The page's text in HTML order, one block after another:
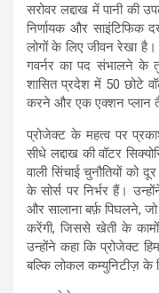
सरोवर लद्दाख में पानी की
निर्णायक और साइंटिफिक
लोगों के लिए जीवन रेखा है।
गवर्नर का पद संभालने के
शासित प्रदेश में 50 छोटे
करने और एक एक्शन प्लान
प्रोजेक्ट के महत्व पर
सीधे लद्दाख की वॉटर
वाली सिंचाई चुनौतियों को
के सोर्स पर निर्भर हैं।
और सालाना बर्फ़ पिघलने, जो
करेंगी, जिससे खेती के
उन्होंने कहा कि प्रोजेक्ट
बल्कि लोकल कम्युनिटीज़ के